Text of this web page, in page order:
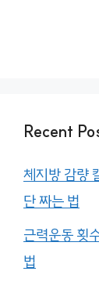
Recent
체지방 감량
단 짜는 법
근력운동 횟
법